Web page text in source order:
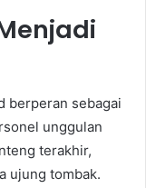
berperan sebagai
unggulan
terakhir,
ujung tombak.